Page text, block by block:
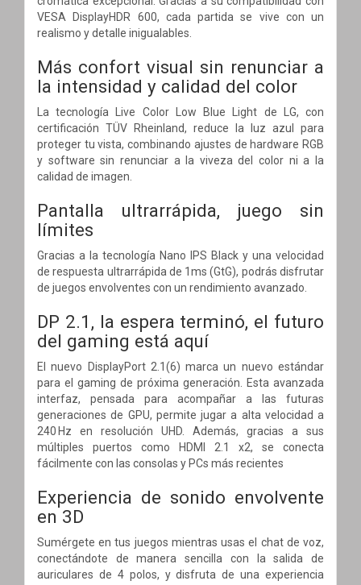
VESA DisplayHDR 600, cada partida se vive con un
realismo y detalle inigualables.
Más confort visual sin renunciar a
la intensidad y calidad del color
La tecnología Live Color Low Blue Light de LG, con
certificación TÜV Rheinland, reduce la luz azul para
proteger tu vista, combinando ajustes de hardware RGB
y software sin renunciar a la viveza del color ni a la
calidad de imagen.
Pantalla ultrarrápida, juego sin
límites
Gracias a la tecnología Nano IPS Black y una velocidad
de respuesta ultrarrápida de 1ms (GtG), podrás disfrutar
de juegos envolventes con un rendimiento avanzado.
DP 2.1, la espera terminó, el futuro
del gaming está aquí
El nuevo DisplayPort 2.1(6) marca un nuevo estándar
para el gaming de próxima generación. Esta avanzada
interfaz, pensada para acompañar a las futuras
generaciones de GPU, permite jugar a alta velocidad a
240 Hz en resolución UHD. Además, gracias a sus
múltiples puertos como HDMI 2.1 x2, se conecta
fácilmente con las consolas y PCs más recientes
Experiencia de sonido envolvente
en 3D
Sumérgete en tus juegos mientras usas el chat de voz,
conectándote de manera sencilla con la salida de
auriculares de 4 polos, y disfruta de una experiencia